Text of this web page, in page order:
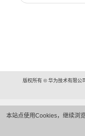
本站点使用Cookies，继续浏
版权所有 © 华为技术有限公